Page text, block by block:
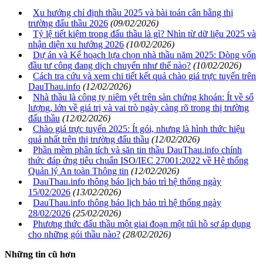
Xu hướng chỉ định thầu 2025 và bài toán cân bằng thị
trường đấu thầu 2026 (09/02/2026)
Tỷ lệ tiết kiệm trong đấu thầu là gì? Nhìn từ dữ liệu 2025 và
nhận diện xu hướng 2026 (10/02/2026)
Dự án và Kế hoạch lựa chọn nhà thầu năm 2025: Dòng vốn
đầu tư công đang dịch chuyển như thế nào? (10/02/2026)
Cách tra cứu và xem chi tiết kết quả chào giá trực tuyến trên
DauThau.info (12/02/2026)
Nhà thầu là công ty niêm yết trên sàn chứng khoán: Ít về số
lượng, lớn về giá trị và vai trò ngày càng rõ trong thị trường
đấu thầu (12/02/2026)
Chào giá trực tuyến 2025: Ít gói, nhưng là hình thức hiệu
quả nhất trên thị trường đấu thầu (12/02/2026)
Phần mềm phân tích và săn tin thầu DauThau.info chính
thức đáp ứng tiêu chuẩn ISO/IEC 27001:2022 về Hệ thống
Quản lý An toàn Thông tin (12/02/2026)
DauThau.info thông báo lịch bảo trì hệ thống ngày
15/02/2026 (13/02/2026)
DauThau.info thông báo lịch bảo trì hệ thống ngày
28/02/2026 (25/02/2026)
Phương thức đấu thầu một giai đoạn một túi hồ sơ áp dụng
cho những gói thầu nào? (28/02/2026)
Những tin cũ hơn